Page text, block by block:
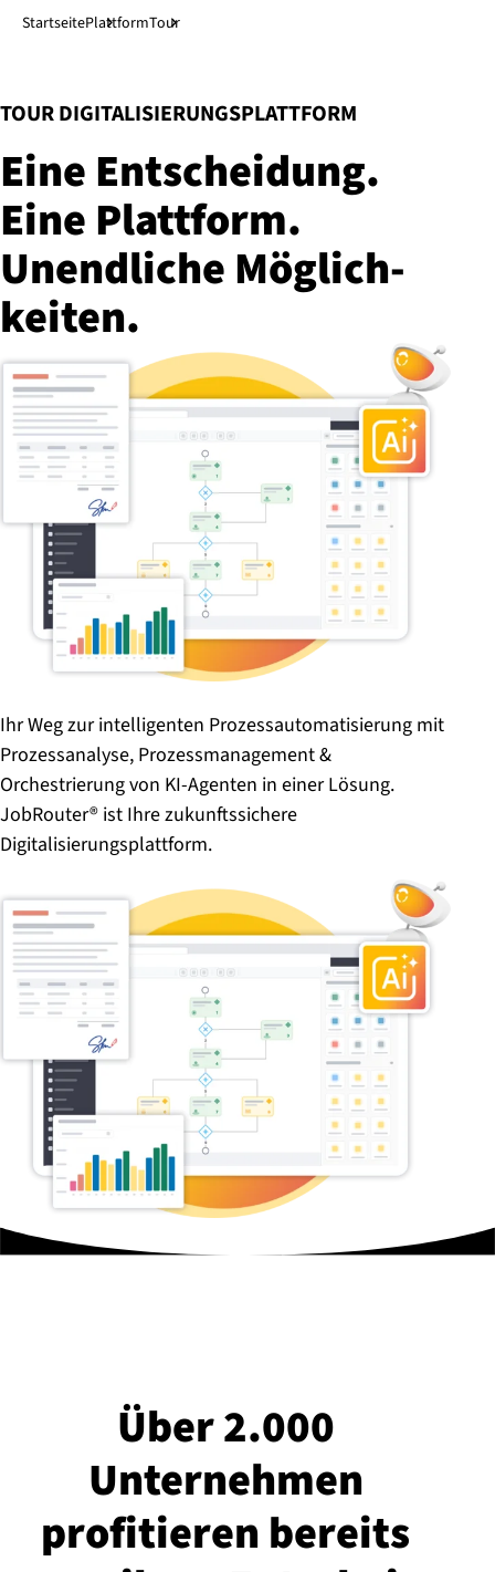
Direkt zum Hauptinhalt
StartseitePlattformTour
TOUR DIGITALISIERUNGSPLATTFORM
:
Eine Ent­schei­dung.
Eine Plattform.
Unendliche Mög­lich­
kei­ten.
Ihr Weg zur intelligenten Prozessautomatisierung mit
Prozessanalyse, Prozessmanagement &
Orchestrierung von KI-Agenten in einer Lösung.
JobRouter® ist Ihre zukunftssichere
Digitalisierungsplattform.
Über 2.000
Unternehmen
profitieren bereits